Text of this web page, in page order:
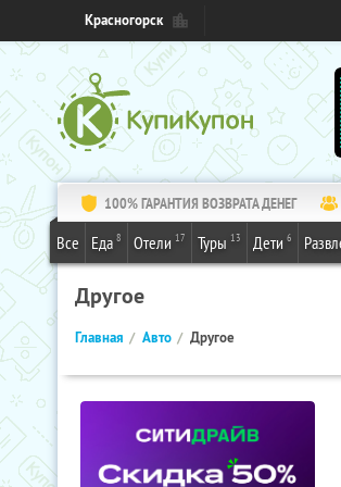
Красногорск
100% ГАРАНТИЯ ВОЗВРАТА ДЕНЕГ
Все Еда 8 Отели 17 Туры 13 Дети 6
Другое
Главная Авто Другое